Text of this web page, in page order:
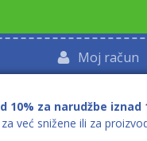
Moj račun
10% za narudžbe iznad
već snižene ili za